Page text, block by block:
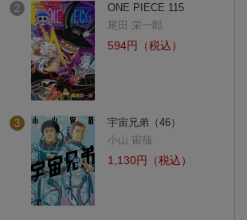
2
ONE PIECE 115
尾田 栄一郎
594円（税込）
3
宇宙兄弟（46）
小山 宙哉
1,130円（税込）